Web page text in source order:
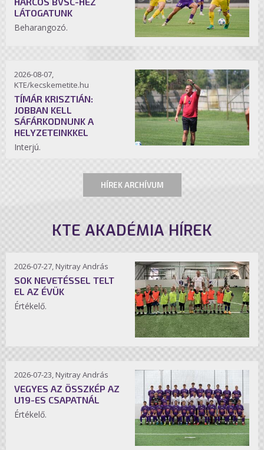
LÁTOGATUNK
Beharangozó.
2026-08-07,
KTE/kecskemetite.hu
TÍMÁR KRISZTIÁN:
JOBBAN KELL
SÁFÁRKODNUNK A
HELYZETEINKKEL
Interjú.
HÍREK ARCHÍVUM
KTE AKADÉMIA HÍREK
2026-07-27, Nyitray András
SOK NEVETÉSSEL TELT
EL AZ ÉVÜK
Értékelő.
2026-07-23, Nyitray András
VEGYES AZ ÖSSZKÉP AZ
U19-ES CSAPATNÁL
Értékelő.